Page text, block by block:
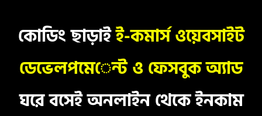
কোডিং ছাড়াইই-কমার্স ওয়েবসাইট
ডেভেলপমেন্ট ও ফেসবুক অ্যাড
ঘরে বসেই অনলাইন থেকে ইনকাম